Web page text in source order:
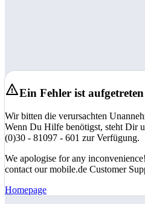
Ein Fehler ist
Wir bitten die verursachten
Wenn Du Hilfe benötigst, steht Dir
(0)30 - 81097 - 601 zur Verfügung.
We apologise for any
contact our mobile.de Customer
Homepage